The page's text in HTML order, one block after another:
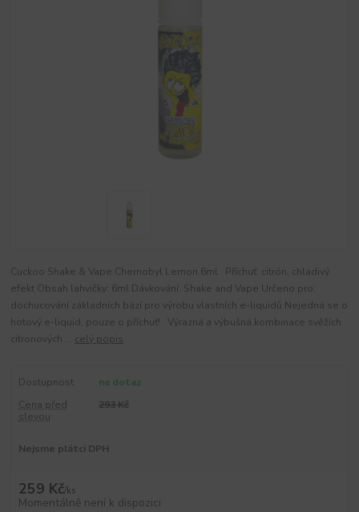
Cuckoo Shake & Vape Chernobyl Lemon 6ml Příchuť: citrón, chladivý
efekt Obsah lahvičky: 6ml Dávkování: Shake and Vape Určeno pro:
dochucování základních bází pro výrobu vlastních e-liquidů Nejedná se o
hotový e-liquid, pouze o příchuť! Výrazná a výbušná kombinace svěžích
citronových ... celý popis
Dostupnost
na dotaz
Cena před
slevou
293 Kč
Nejsme plátci DPH
259 Kč/ks
Momentálně není k dispozici